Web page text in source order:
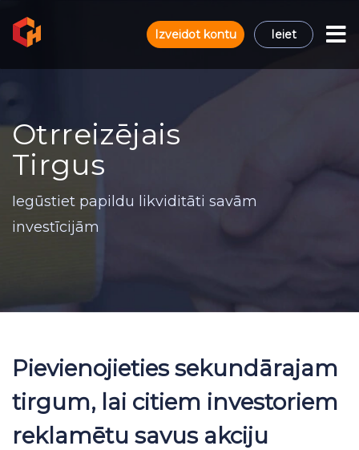
Izveidot kontu Ieiet
Otrreizējais
Tirgus
Iegūstiet papildu likviditāti savām
investīcijām
Pievienojieties sekundārajam
tirgum, lai citiem investoriem
reklamētu savus akciju